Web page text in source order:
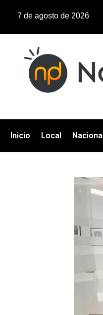
7 de agosto de 2026
Inicio Local Nacional